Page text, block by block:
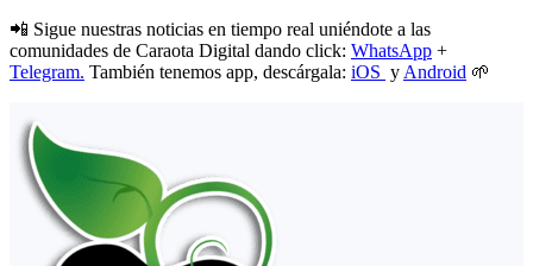
📲 Sigue nuestras noticias en tiempo real uniéndote a las
comunidades de Caraota Digital dando click: WhatsApp +
Telegram. También tenemos app, descárgala: iOS y Android 🌱